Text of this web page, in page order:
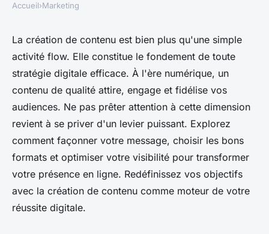
Accueil›Marketing
La création de contenu est bien plus qu'une simple
activité flow. Elle constitue le fondement de toute
stratégie digitale efficace. À l'ère numérique, un
contenu de qualité attire, engage et fidélise vos
audiences. Ne pas prêter attention à cette dimension
revient à se priver d'un levier puissant. Explorez
comment façonner votre message, choisir les bons
formats et optimiser votre visibilité pour transformer
votre présence en ligne. Redéfinissez vos objectifs
avec la création de contenu comme moteur de votre
réussite digitale.